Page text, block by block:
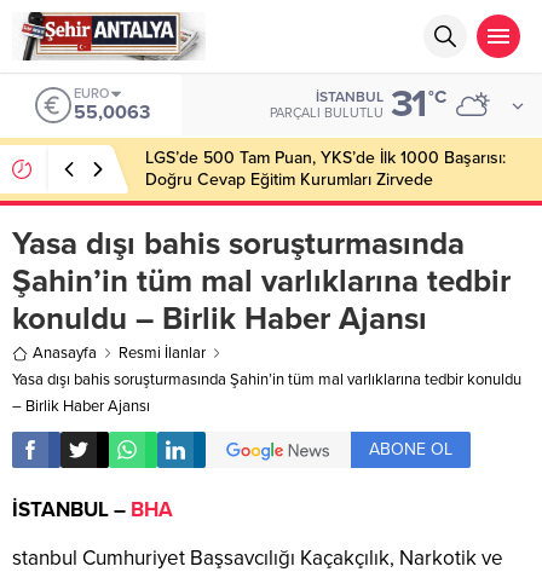
EURO
55,0063
İSTANBUL
PARÇALI BULUTLU 31°C
LGS’de 500 Tam Puan, YKS’de İlk 1000 Başarısı:
Doğru Cevap Eğitim Kurumları Zirvede
Yasa dışı bahis soruşturmasında
Şahin’in tüm mal varlıklarına tedbir
konuldu – Birlik Haber Ajansı
Anasayfa
Resmi İlanlar
Yasa dışı bahis soruşturmasında Şahin’in tüm mal varlıklarına tedbir konuldu
– Birlik Haber Ajansı
ABONE OL
İSTANBUL – BHA
stanbul Cumhuriyet Başsavcılığı Kaçakçılık, Narkotik ve